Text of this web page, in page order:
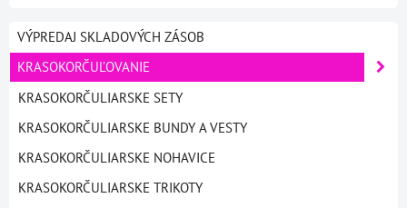
VÝPREDAJ SKLADOVÝCH ZÁSOB
KRASOKORČUĽOVANIE
KRASOKORČULIARSKE SETY
KRASOKORČULIARSKE BUNDY A VESTY
KRASOKORČULIARSKE NOHAVICE
KRASOKORČULIARSKE TRIKOTY